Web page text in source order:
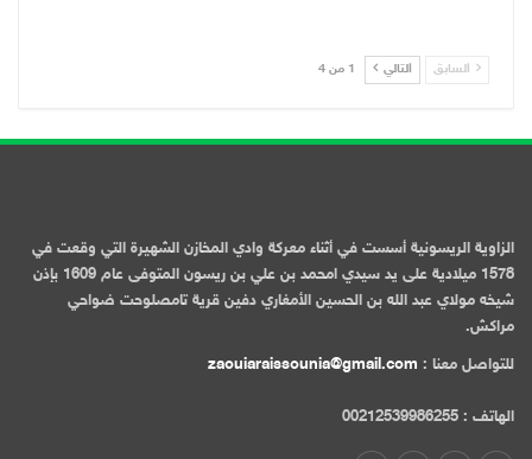
السابق التالي 1 من 4
الزاوية الريسونية أسست في أثناء معركة وادي المخازن الشهيرة التي وقعت في
1578 ميلادية على يد سيدي امحمد بن علي بن ريسون المتوفى عام 1609 بإذن
شيخه مولاي عبد الله بن الحسين الأمغاري دفين قرية تامصلوحت ضواحي
مراكش.
للتواصل معنا : zaouiaraissounia@gmail.com
الهاتف : 00212539986255